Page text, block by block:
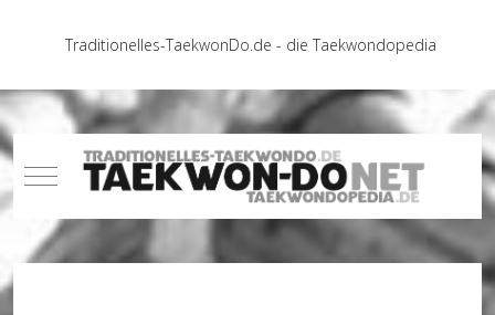
Traditionelles-TaekwonDo.de - die Taekwondopedia
Mobile Menu Toggle